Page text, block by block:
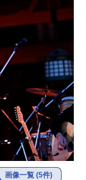
画像一覧 (5件)